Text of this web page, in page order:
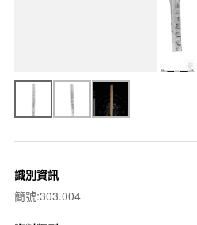
識別資訊
簡號:303.004